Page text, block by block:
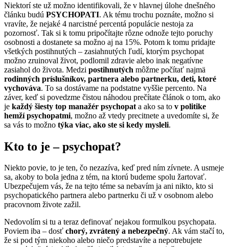
Niektorí ste už možno identifikovali, že v hlavnej úlohe dnešného
článku budú PSYCHOPATI. Ak tému trochu poznáte, možno si
vravíte, že nejaké 4 narcistné percentá populácie nestoja za
pozornosť. Tak si k tomu pripočítajte rôzne odnože tejto poruchy
osobnosti a dostanete sa možno aj na 15%. Potom k tomu pridajte
všetkých postihnutých – zasiahnutých ľudí, ktorým psychopat
možno zruinoval život, podlomil zdravie alebo inak negatívne
zasiahol do života. Medzi postihnutých môžme počítať najmä
rodinných príslušníkov, partnera alebo partnerku, deti, ktoré
vychováva. To sa dostávame na podstatne vyššie percento. Na
záver, keď si povedzme čistou náhodou prečítate článok o tom, ako
je každý šiesty top manažér psychopat a ako sa to v politike
hemží psychopatmi, možno až vtedy precitnete a uvedomíte si, že
sa vás to možno týka viac, ako ste si kedy mysleli.
Kto to je – psychopat?
Niekto povie, to je ten, čo nezazíva, keď pred ním zívnete. A usmeje
sa, akoby to bola jedna z tém, na ktorú budeme spolu žartovať.
Ubezpečujem vás, že na tejto téme sa nebavím ja ani nikto, kto si
psychopatického partnera alebo partnerku či už v osobnom alebo
pracovnom živote zažil.
Nedovolím si tu a teraz definovať nejakou formulkou psychopata.
Poviem iba – dosť chorý, zvrátený a nebezpečný. Ak vám stačí to,
že si pod tým niekoho alebo niečo predstavíte a nepotrebujete